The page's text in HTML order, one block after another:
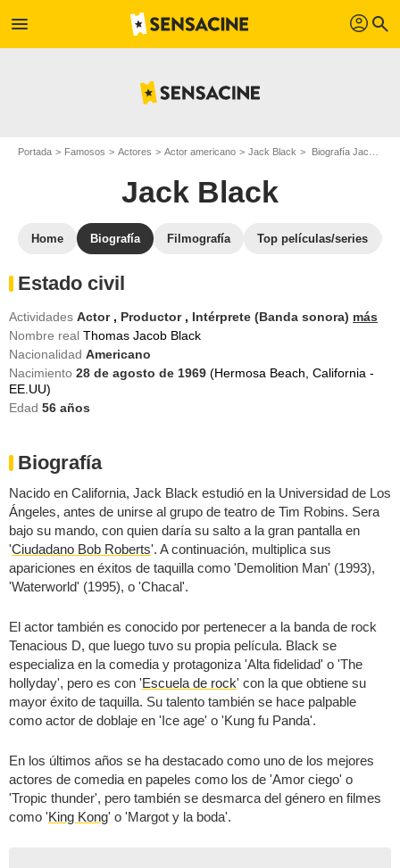
menu profil search
Portada Famosos Actores Actor americano Jack Black Biografía Jack Black
Jack Black
Home Biografía Filmografía Top películas/series
Estado civil
Actividades Actor , Productor , Intérprete (Banda sonora) más
Nombre real Thomas Jacob Black
Nacionalidad Americano
Nacimiento 28 de agosto de 1969 (Hermosa Beach, California -
EE.UU)
Edad 56 años
Biografía
Nacido en California, Jack Black estudió en la Universidad de Los
Ángeles, antes de unirse al grupo de teatro de Tim Robins. Sera
bajo su mando, con quien daría su salto a la gran pantalla en
'Ciudadano Bob Roberts'. A continuación, multiplica sus
apariciones en éxitos de taquilla como 'Demolition Man' (1993),
'Waterworld' (1995), o 'Chacal'.
El actor también es conocido por pertenecer a la banda de rock
Tenacious D, que luego tuvo su propia película. Black se
especializa en la comedia y protagoniza 'Alta fidelidad' o 'The
hollyday', pero es con 'Escuela de rock' con la que obtiene su
mayor éxito de taquilla. Su talento también se hace palpable
como actor de doblaje en 'Ice age' o 'Kung fu Panda'.
En los últimos años se ha destacado como uno de los mejores
actores de comedia en papeles como los de 'Amor ciego' o
'Tropic thunder', pero también se desmarca del género en filmes
como 'King Kong' o 'Margot y la boda'.